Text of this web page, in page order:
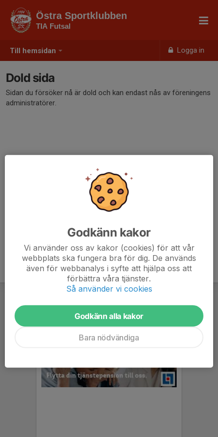
Till hemsidan Logga in
Östra Sportklubben
TIA Futsal
Dold sida
Sidan du försöker nå är dold och kan endast nås av föreningens
administratörer.
Godkänn kakor
Vi använder oss av kakor (cookies) för att vår
webbplats ska fungera bra för dig. De används
även för webbanalys i syfte att hjälpa oss att
förbättra våra tjänster.
Så använder vi cookies
Godkänn alla kakor
Bara nödvändiga